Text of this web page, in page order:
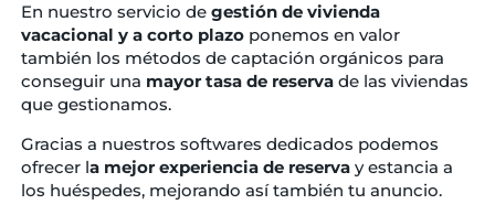
En nuestro servicio de gestión de vivienda
vacacional y a corto plazoponemos en valor
también los métodos de captación orgánicos para
conseguir una mayor tasa de reserva de las viviendas
que gestionamos.
Gracias a nuestros softwares dedicados podemos
ofrecer la mejor experiencia de reserva y estancia a
los huéspedes, mejorando así también tu anuncio.